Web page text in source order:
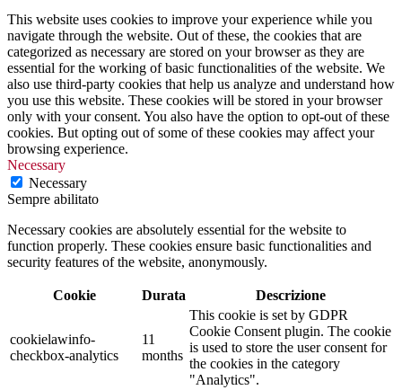
This website uses cookies to improve your experience while you
navigate through the website. Out of these, the cookies that are
categorized as necessary are stored on your browser as they are
essential for the working of basic functionalities of the website. We
also use third-party cookies that help us analyze and understand how
you use this website. These cookies will be stored in your browser
only with your consent. You also have the option to opt-out of these
cookies. But opting out of some of these cookies may affect your
browsing experience.
Necessary
Necessary
Sempre abilitato
Necessary cookies are absolutely essential for the website to
function properly. These cookies ensure basic functionalities and
security features of the website, anonymously.
Cookie Durata Descrizione
cookielawinfo-
checkbox-analytics
11
months
This cookie is set by GDPR
Cookie Consent plugin. The cookie
is used to store the user consent for
the cookies in the category
"Analytics".